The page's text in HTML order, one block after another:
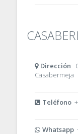
Dirección
Casabermeja
Teléfono
Whatsapp